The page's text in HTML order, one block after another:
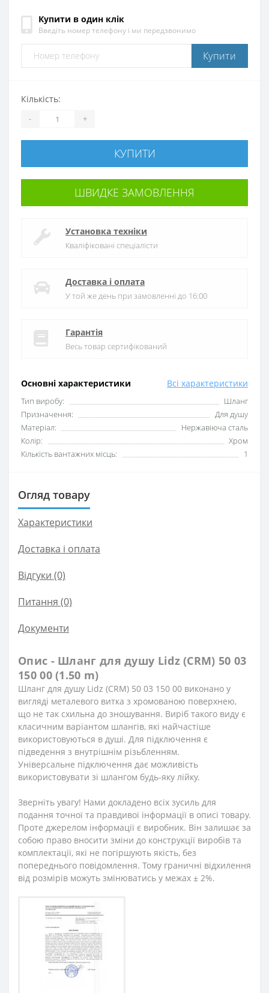
Купити в один клік
Введіть номер телефону і ми передзвонимо
Купити
Основні характеристики Всі характеристики
Тип виробу:
Шланг
Призначення:
Для душу
Матеріал:
Нержавіюча сталь
Колір:
Хром
Кількість вантажних місць:
1
Кількість:
- +
КУПИТИ
ШВИДКЕ ЗАМОВЛЕННЯ
Установка техніки
Кваліфіковані спеціалісти
Доставка і оплата
У той же день при замовленні до 16:00
Гарантія
Весь товар сертифікований
Огляд товару
Характеристики
Доставка і оплата
Відгуки (0)
Питання (0)
Документи
Опис - Шланг для душу Lidz (CRM) 50 03
150 00 (1.50 m)
Шланг для душу Lidz (CRM) 50 03 150 00 виконано у
вигляді металевого витка з хромованою поверхнею,
що не так схильна до зношування. Виріб такого виду є
класичним варіантом шлангів, які найчастіше
використовуються в душі. Для підключення є
підведення з внутрішнім різьбленням.
Універсальне підключення дає можливість
використовувати зі шлангом будь-яку лійку.
Зверніть увагу! Нами докладено всіх зусиль для
подання точної та правдивої інформації в описі товару.
Проте джерелом інформації є виробник. Він залишає за
собою право вносити зміни до конструкції виробів та
комплектації, які не погіршують якість, без
попереднього повідомлення. Тому граничні відхилення
від розмірів можуть змінюватись у межах ± 2%.